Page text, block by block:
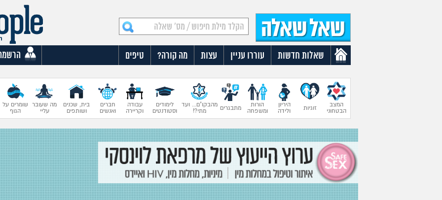
שאלות חדשות עוררו עניין עצות מה קורה? טיפים
המצב
הבטחוני
זוגיות
היריון
ולידה
הורות
ומשפחה
מתבגרים
מהבקו"ם... ועד
מתי?!
לימודים
וסטודנטים
עבודה
וקריירה
חברים
ואנשים
בית, שכנים
ושותפים
מה שעובר
עליי
שומרים על
הגוף